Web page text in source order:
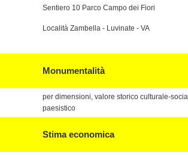
Sentiero 10 Parco Campo dei Fiori
Località Zambella - Luvinate - VA
Monumentalità
per dimensioni, valore storico culturale-
paesistico
Stima economica